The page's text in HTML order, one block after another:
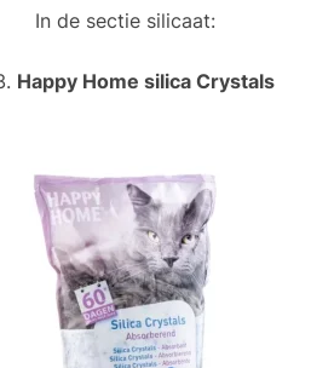
In de sectie silicaat:
Happy Home silica Crystals